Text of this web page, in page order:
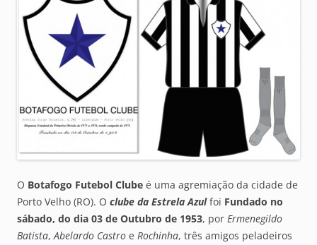
O Botafogo Futebol Clube é uma agremiação da cidade de
Porto Velho (RO). O clube da Estrela Azulfoi Fundado no
sábado, do dia 03 de Outubro de 1953, por Ermenegildo
Batista,Abelardo Castro e Rochinha, três amigos peladeiros